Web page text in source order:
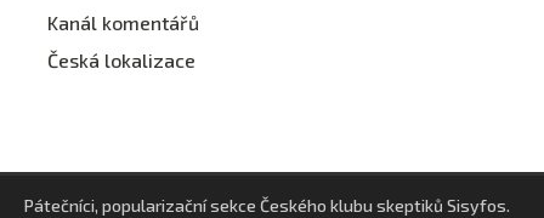
Kanál komentářů
Česká lokalizace
Pátečníci, popularizační sekce Českého klubu skeptiků Sisyfos.